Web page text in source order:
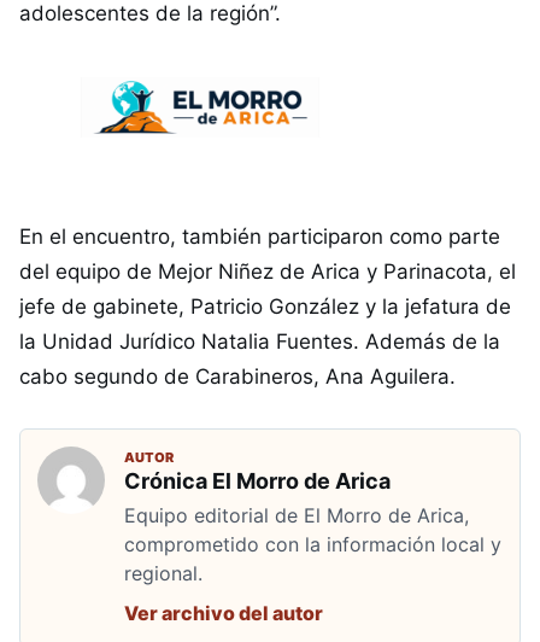
adolescentes de la región”.
En el encuentro, también participaron como parte
del equipo de Mejor Niñez de Arica y Parinacota, el
jefe de gabinete, Patricio González y la jefatura de
la Unidad Jurídico Natalia Fuentes. Además de la
cabo segundo de Carabineros, Ana Aguilera.
AUTOR
Crónica El Morro de Arica
Equipo editorial de El Morro de Arica,
comprometido con la información local y
regional.
Ver archivo del autor